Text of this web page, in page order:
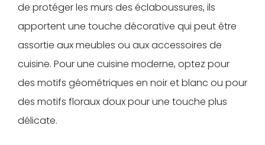
de protéger les murs des éclaboussures, ils
apportent une touche décorative qui peut être
assortie aux meubles ou aux accessoires de
cuisine. Pour une cuisine moderne, optez pour
des motifs géométriques en noir et blanc ou pour
des motifs floraux doux pour une touche plus
délicate.